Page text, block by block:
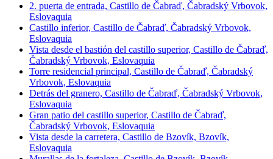
2. puerta de entrada, Castillo de Čabraď, Čabradský Vrbovok,
Eslovaquia
Castillo inferior, Castillo de Čabraď, Čabradský Vrbovok,
Eslovaquia
Vista desde el bastión del castillo superior, Castillo de Čabraď,
Čabradský Vrbovok, Eslovaquia
Torre residencial principal, Castillo de Čabraď, Čabradský
Vrbovok, Eslovaquia
Detrás del granero, Castillo de Čabraď, Čabradský Vrbovok,
Eslovaquia
Gran patio del castillo superior, Castillo de Čabraď,
Čabradský Vrbovok, Eslovaquia
Vista desde la carretera, Castillo de Bzovík, Bzovík,
Eslovaquia